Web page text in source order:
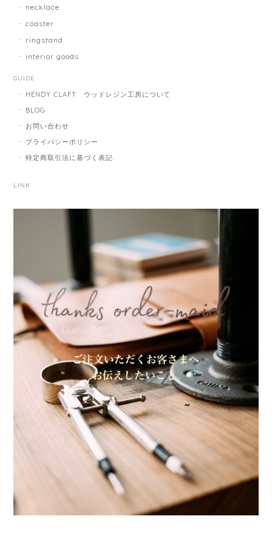
necklace
coaster
ringstand
interior goods
GUIDE
HENDY CLAFT ウッドレジン工房について
BLOG
お問い合わせ
プライバシーポリシー
特定商取引法に基づく表記
LINK